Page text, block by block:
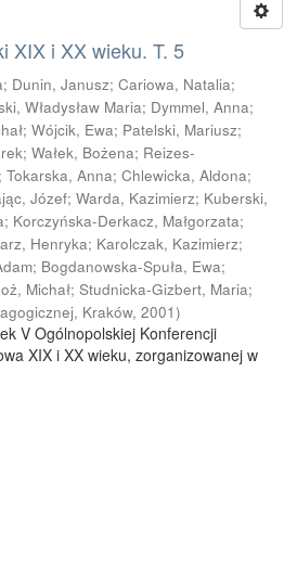
XIX i XX wieku. T. 5
; Dunin, Janusz;Cariowa, Natalia;
Władysław Maria; Dymmel, Anna;
;Wójcik, Ewa; Patelski, Mariusz;
;Wałek, Bożena; Reizes-
;Tokarska, Anna;Chlewicka, Aldona;
Józef;Warda, Kazimierz; Kuberski,
; Korczyńska-Derkacz, Małgorzata;
Henryka; Karolczak, Kazimierz;
; Bogdanowska-Spuła, Ewa;
Michał;Studnicka-Gizbert, Maria;
Kraków,2001)
V Ogólnopolskiej Konferencji
XIX i XX wieku, zorganizowanej w